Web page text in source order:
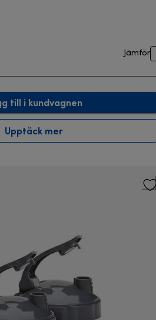
Jämför
till i kundvagnen
Upptäck mer